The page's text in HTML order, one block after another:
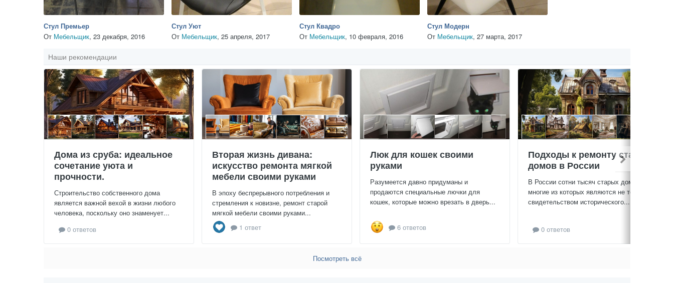
Стул Премьер
От Мебельщик, 23 декабря, 2016
Стул Уют
От Мебельщик, 25 апреля, 2017
Стул Квадро
От Мебельщик, 10 февраля, 2016
Стул Модерн
От Мебельщик, 27 марта, 2017
Наши рекомендации
Дома из сруба: идеальное
сочетание уюта и
прочности.
Строительство собственного дома
является важной вехой в жизни любого
человека, поскольку оно знаменует...
0 ответов
Вторая жизнь дивана:
искусство ремонта мягкой
мебели своими руками
В эпоху беспрерывного потребления и
стремления к новизне, ремонт старой
мягкой мебели своими руками...
1 ответ
Люк для кошек своими
руками
Разумеется давно придуманы и
продаются специальные лючки для
кошек, которые можно врезать в дверь...
6 ответов
Подходы к ремонту старых
домов в России
В России сотни тысяч старых домов,
многие из которых являются не только
свидетельством исторического...
0 ответов
Посмотреть всё